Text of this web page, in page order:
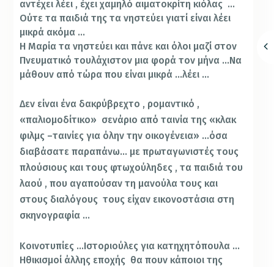
αντέχει λέει , έχει χαμηλό αιματοκρίτη κιόλας …
Ούτε τα παιδιά της τα νηστεύει γιατί είναι λέει
μικρά ακόμα …
Η Μαρία τα νηστεύει και πάνε και όλοι μαζί στον
Πνευματικό τουλάχιστον μια φορά τον μήνα …Να
μάθουν από τώρα που είναι μικρά …λέει …
Δεν είναι ένα δακρύβρεχτο , ρομαντικό ,
«παλιομοδίτικο» σενάριο από ταινία της «κλακ
φιλμς –ταινίες για όλην την οικογένεια» …όσα
διαβάσατε παραπάνω… με πρωταγωνιστές τους
πλούσιους και τους φτωχούληδες , τα παιδιά του
λαού , που αγαπούσαν τη μανούλα τους και
στους διαλόγους τους είχαν εικονοστάσια στη
σκηνογραφία …
Κοινοτυπίες …Ιστοριούλες για κατηχητόπουλα …
Ηθικισμοί άλλης εποχής θα πουν κάποιοι της